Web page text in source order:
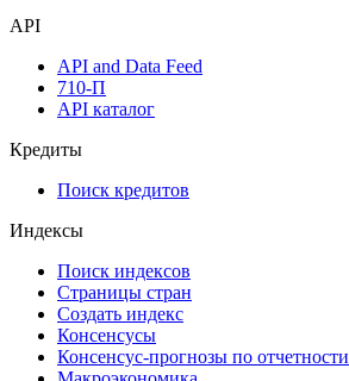
API
API and Data Feed
710-П
API каталог
Кредиты
Поиск кредитов
Индексы
Поиск индексов
Страницы стран
Создать индекс
Консенсусы
Консенсус-прогнозы по отчетности